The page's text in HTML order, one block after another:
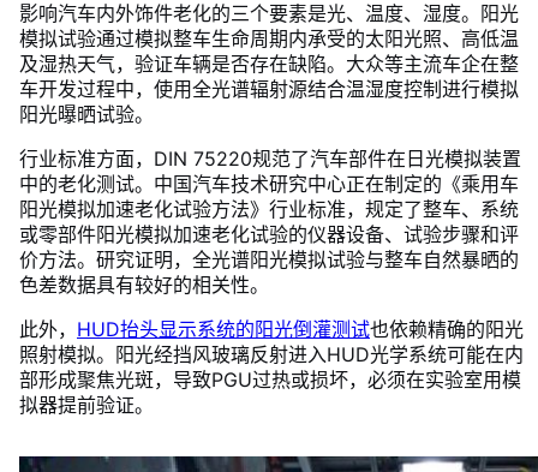
影响汽车内外饰件老化的三个要素是光、温度、湿度。阳光
模拟试验通过模拟整车生命周期内承受的太阳光照、高低温
及湿热天气，验证车辆是否存在缺陷。大众等主流车企在整
车开发过程中，使用全光谱辐射源结合温湿度控制进行模拟
阳光曝晒试验。
行业标准方面，DIN 75220规范了汽车部件在日光模拟装置
中的老化测试。中国汽车技术研究中心正在制定的《乘用车
阳光模拟加速老化试验方法》行业标准，规定了整车、系统
或零部件阳光模拟加速老化试验的仪器设备、试验步骤和评
价方法。研究证明，全光谱阳光模拟试验与整车自然暴晒的
色差数据具有较好的相关性。
此外， HUD抬头显示系统的阳光倒灌测试也依赖精确的阳光
照射模拟。阳光经挡风玻璃反射进入HUD光学系统可能在内
部形成聚焦光斑，导致PGU过热或损坏，必须在实验室用模
拟器提前验证。